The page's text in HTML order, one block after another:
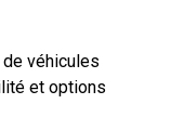
véhicules
et options